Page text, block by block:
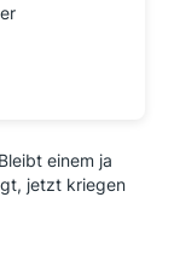
einem ja
jetzt kriegen